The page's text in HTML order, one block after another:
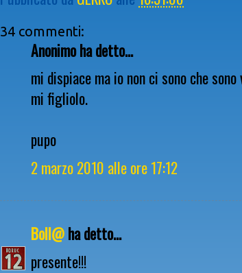
34 commenti:
Anonimo ha detto...
mi dispiace ma io non ci sono che
mi figliolo.
pupo
2 marzo 2010 alle ore 17:12
Boll@ha detto...
presente!!!